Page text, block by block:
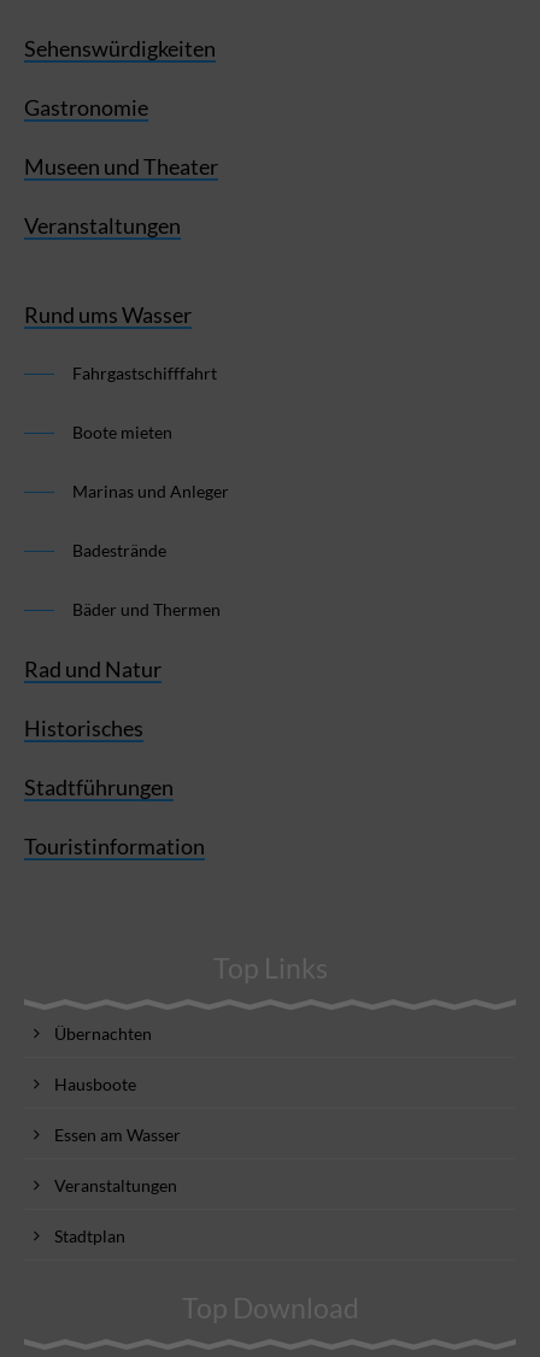
Sehenswürdigkeiten
Gastronomie
Museen und Theater
Veranstaltungen
Rund ums Wasser
Fahrgastschifffahrt
Boote mieten
Marinas und Anleger
Badestrände
Bäder und Thermen
Rad und Natur
Historisches
Stadtführungen
Touristinformation
Top Links
Übernachten
Hausboote
Essen am Wasser
Veranstaltungen
Stadtplan
Top Download